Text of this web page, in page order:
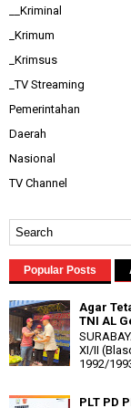
__Kriminal
_Krimum
_Krimsus
_TV Streaming
Pemerintahan
Daerah
Nasional
TV Channel
Popular Posts
Agar
TNI AL
XI/II
1992/
PLT PD